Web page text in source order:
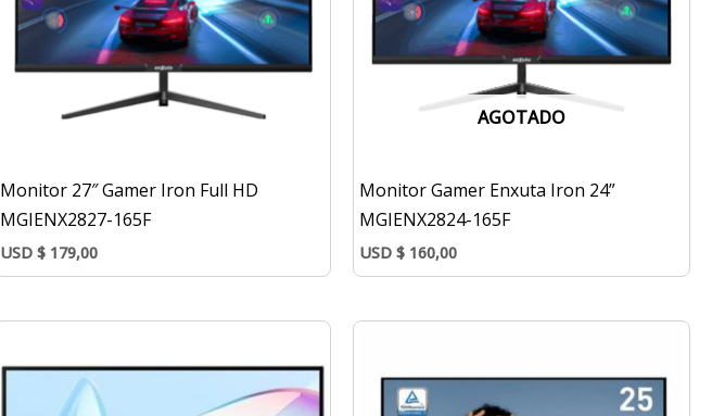
Monitor 27″ Gamer Iron Full HD
MGIENX2827-165F
USD $179,00
AGOTADO
Monitor Gamer Enxuta Iron 24”
MGIENX2824-165F
USD $160,00